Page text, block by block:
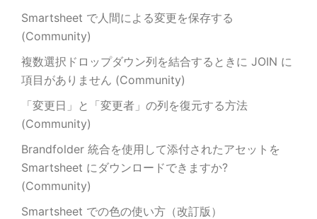
Smartsheet で人間による変更を保存する
(Community)
複数選択ドロップダウン列を結合するときに JOIN に
項目がありません (Community)
「変更日」と「変更者」の列を復元する方法
(Community)
Brandfolder 統合を使用して添付されたアセットを
Smartsheet にダウンロードできますか?
(Community)
Smartsheet での色の使い方（改訂版）